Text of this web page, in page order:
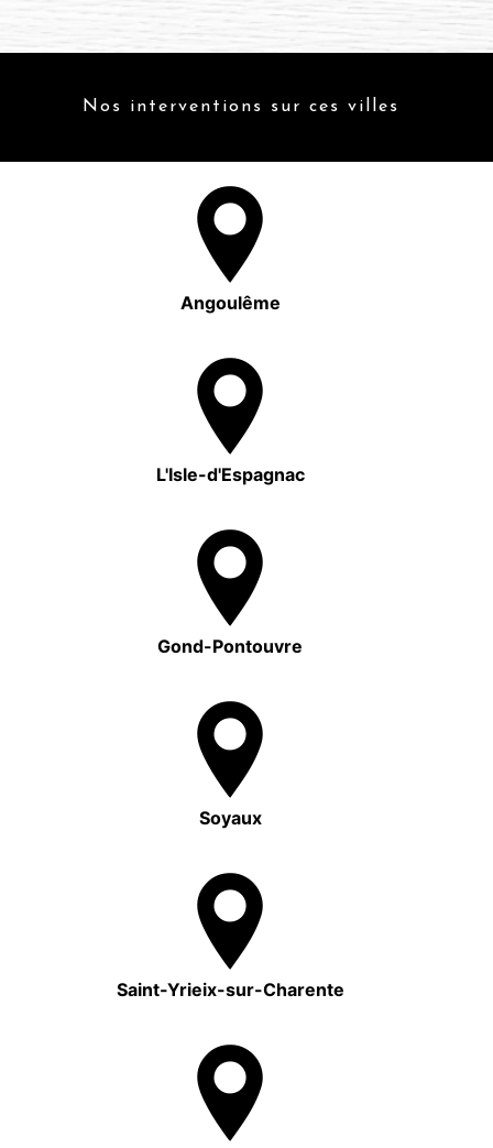
Nos interventions sur ces villes
Angoulême
L'Isle-d'Espagnac
Gond-Pontouvre
Soyaux
Saint-Yrieix-sur-Charente